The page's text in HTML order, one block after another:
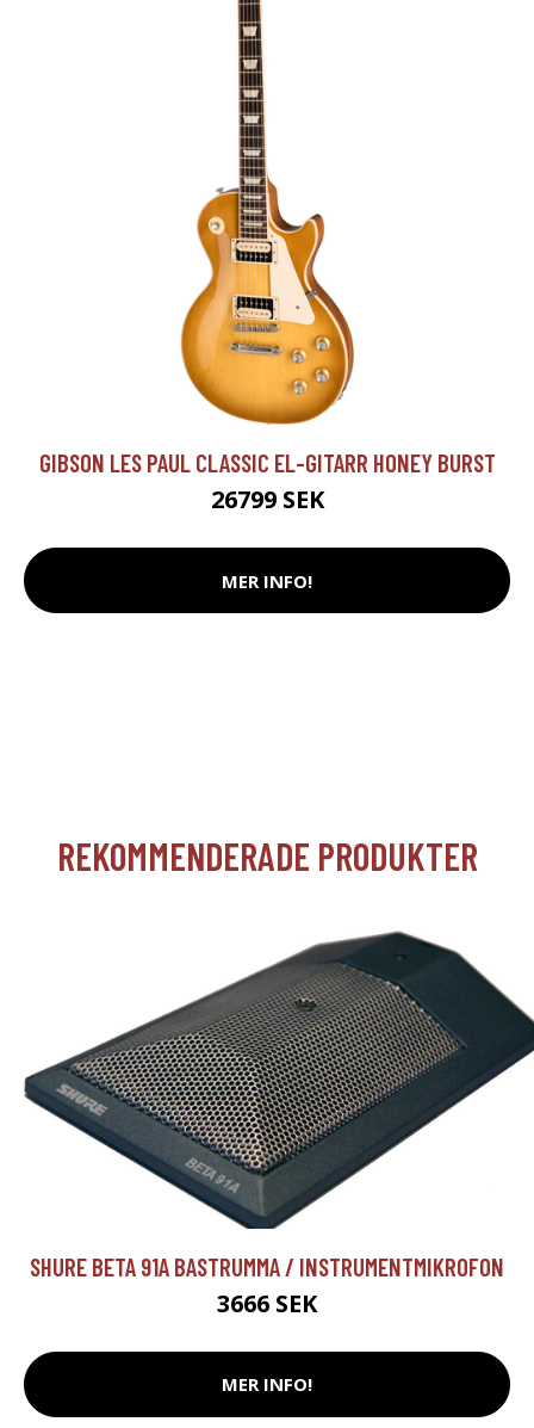
GIBSON LES PAUL CLASSIC EL-GITARR HONEY BURST
26799 SEK
MER INFO!
REKOMMENDERADE PRODUKTER
SHURE BETA 91A BASTRUMMA / INSTRUMENTMIKROFON
3666 SEK
MER INFO!